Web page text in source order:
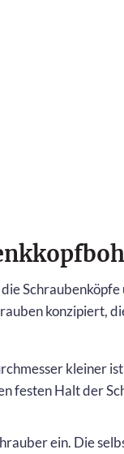
konzipiert,
kleiner
festen Halt der
ein. Die